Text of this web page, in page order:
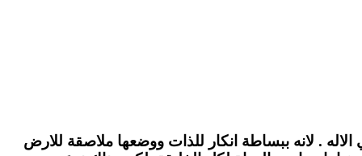
. لانه ببساطة انكار للذات ووضعها ملاصقة للارض